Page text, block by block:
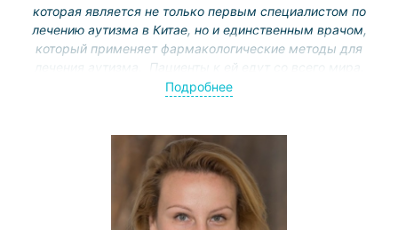
которая является не только первым специалистом по
лечению аутизма в Китае, но и единственным врачом,
который применяет фармакологические методы для
лечения аутизма. Пациенты к ей едут со всего мира.
Её собственный ребёнок страдает аутизмом.
как поведенческая терапия или дельфинотерапия
(используемая в Израиле или Германии), профессор
Юй применяет в Китае методику, основанную на
трансплантации микробиоты кишечника и
восстановлении нарушений иммунной системы.
Подробнее